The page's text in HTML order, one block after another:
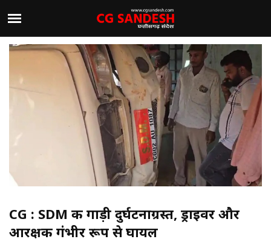
CG : SDM की गाड़ी दुर्घटनाग्रस्त, ड्राइवर और
आरक्षक गंभीर रूप से घायल